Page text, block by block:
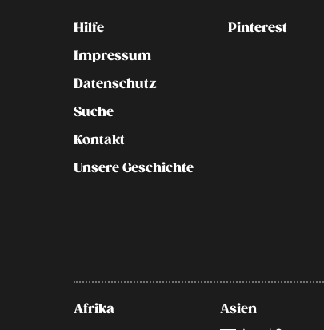
Kontakt
Hilfe
Impressum
Datenschutz
Suche
Kontakt
Unsere Geschichte
Social
Pinterest
Afrika
Asien